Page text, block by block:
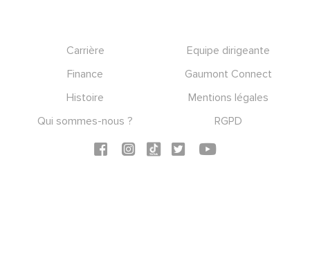
Carrière
Equipe dirigeante
Finance
Gaumont Connect
Histoire
Mentions légales
Qui sommes-nous ?
RGPD
Social icons